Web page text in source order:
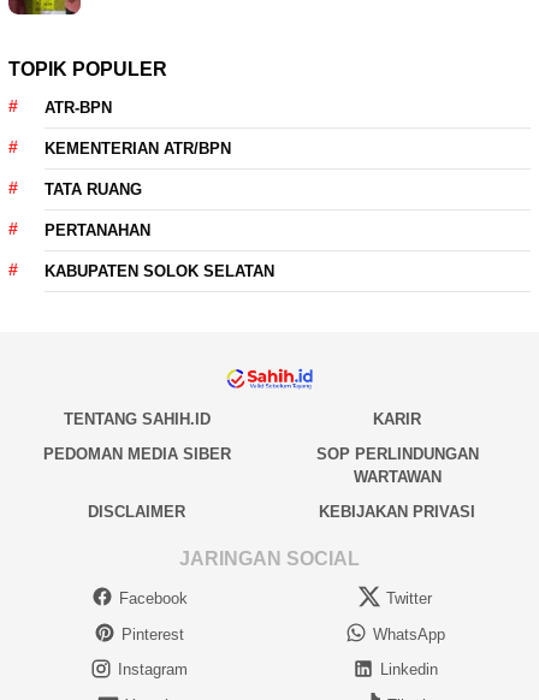
TOPIK POPULER
ATR-BPN
KEMENTERIAN ATR/BPN
TATA RUANG
PERTANAHAN
KABUPATEN SOLOK SELATAN
TENTANG SAHIH.ID
KARIR
PEDOMAN MEDIA SIBER
SOP PERLINDUNGAN
WARTAWAN
DISCLAIMER
KEBIJAKAN PRIVASI
JARINGAN SOCIAL
Facebook
Twitter
Pinterest
WhatsApp
Instagram
Linkedin